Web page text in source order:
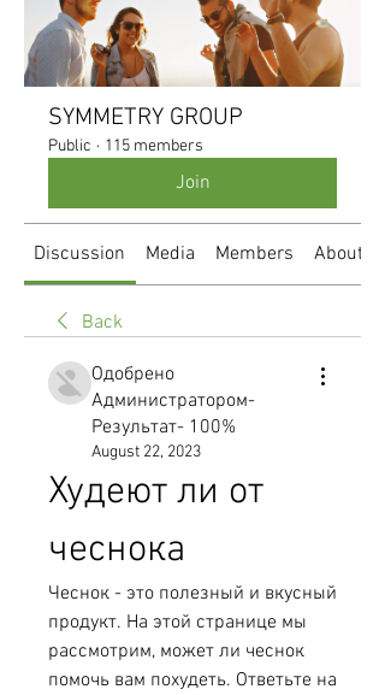
SYMMETRY GROUP
Public · 115 members
Join
Discussion Media Members About
Back
Одобрено
Администратором-
Результат- 100%
August 22, 2023
Худеют ли от
чеснока
Чеснок - это полезный и вкусный
продукт. На этой странице мы
рассмотрим, может ли чеснок
помочь вам похудеть. Ответьте на